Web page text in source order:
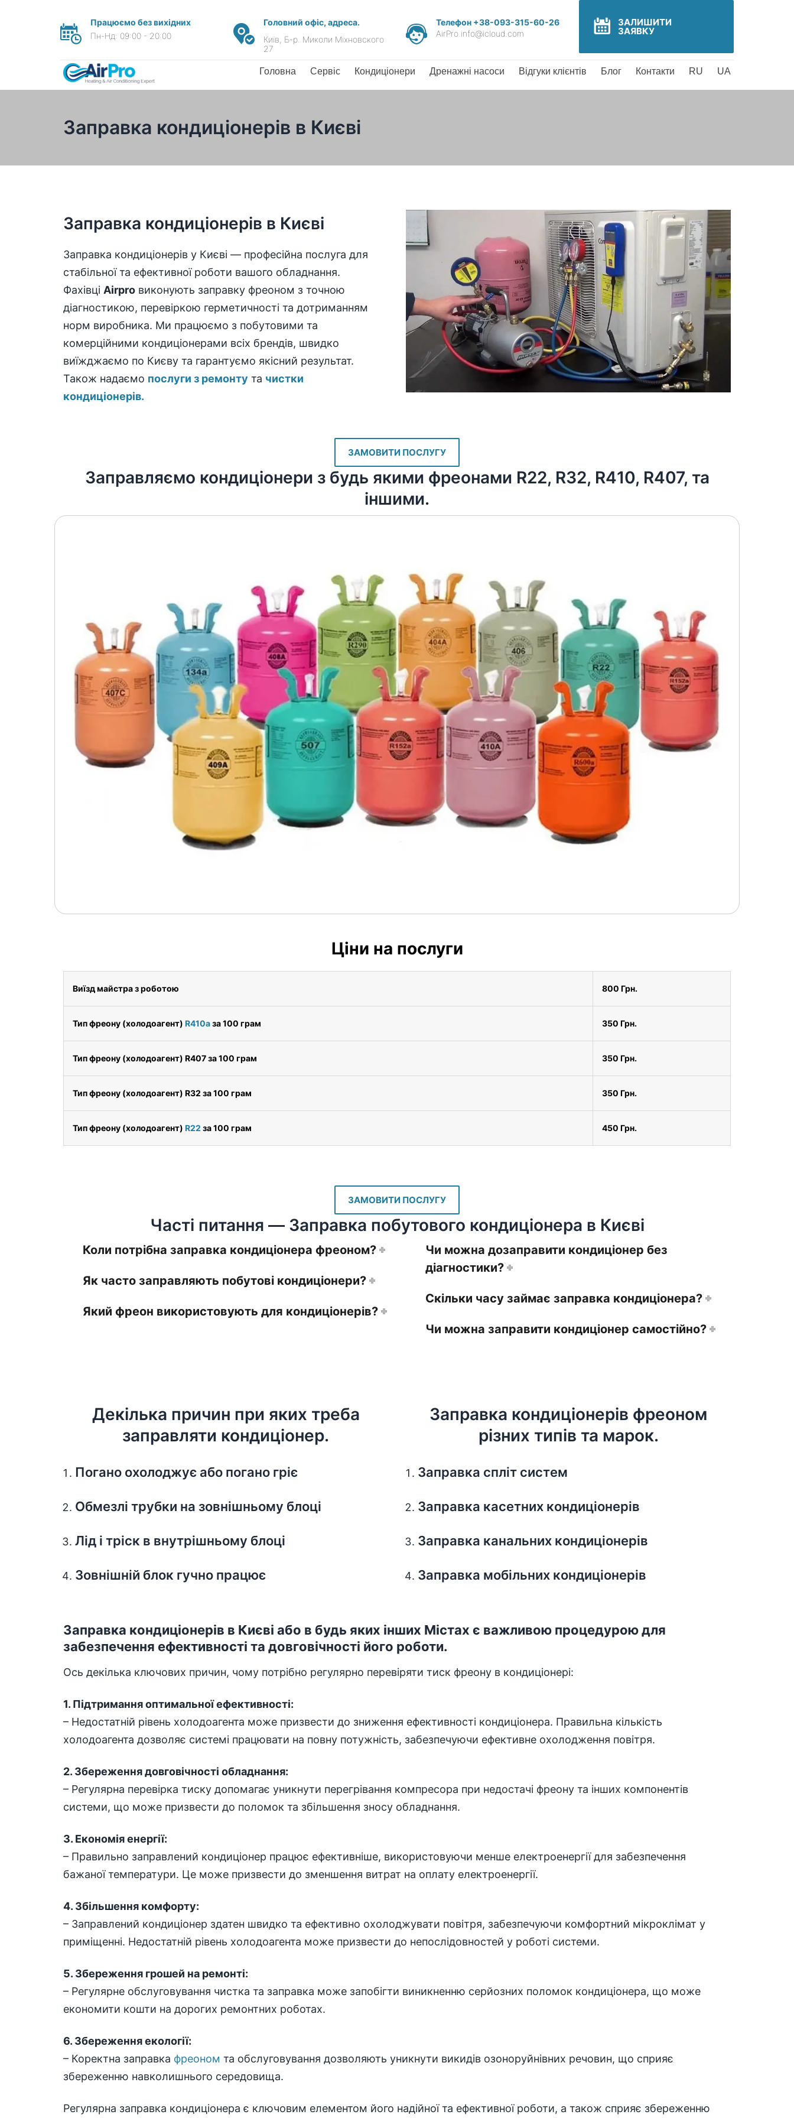
Працюємо без вихідних
Пн-Нд: 09:00 - 20:00
Головний офіс, адреса.
Київ, Б-р. Миколи Міхновского
27
Телефон +38-093-315-60-26
AirPro.info@icloud.com
ЗАЛИШИТИ
ЗАЯВКУ
Головна Сервіс Кондиціонери Дренажні насоси Відгуки клієнтів Блог Контакти RU UA
Заправка кондиціонерів в Києві
Заправка кондиціонерів в Києві
Заправка кондиціонерів у Києві — професійна послуга для
стабільної та ефективної роботи вашого обладнання.
Фахівці Airpro виконують заправку фреоном з точною
діагностикою, перевіркою герметичності та дотриманням
норм виробника. Ми працюємо з побутовими та
комерційними кондиціонерами всіх брендів, швидко
виїжджаємо по Києву та гарантуємо якісний результат.
Також надаємо послуги з ремонту та чистки
кондиціонерів.
ЗАМОВИТИ ПОСЛУГУ
Заправляємо кондиціонери з будь якими фреонами R22, R32, R410, R407, та
іншими.
Ціни на послуги
Виїзд майстра з роботою 800 Грн.
Тип фреону (холодоагент) R410aза 100 грам 350 Грн.
Тип фреону (холодоагент) R407 за 100 грам 350 Грн.
Тип фреону (холодоагент) R32 за 100 грам 350 Грн.
Тип фреону (холодоагент) R22 за 100 грам 450 Грн.
ЗАМОВИТИ ПОСЛУГУ
Часті питання — Заправка побутового кондиціонера в Києві
Коли потрібна заправка кондиціонера фреоном?
Як часто заправляють побутові кондиціонери?
Який фреон використовують для кондиціонерів?
Чи можна дозаправити кондиціонер без
діагностики?
Скільки часу займає заправка кондиціонера?
Чи можна заправити кондиціонер самостійно?
Декілька причин при яких треба
заправляти кондиціонер.
Погано охолоджує або погано гріє
Обмезлі трубки на зовнішньому блоці
Лід і тріск в внутрішньому блоці
Зовнішній блок гучно працює
Заправка кондиціонерів фреоном
різних типів та марок.
Заправка спліт систем
Заправка касетних кондиціонерів
Заправка канальних кондиціонерів
Заправка мобільних кондиціонерів
Заправка кондиціонерів в Києві або в будь яких інших Містах є важливою процедурою для
забезпечення ефективності та довговічності його роботи.
Ось декілька ключових причин, чому потрібно регулярно перевіряти тиск фреону в кондиціонері:
1. Підтримання оптимальної ефективності:
– Недостатній рівень холодоагента може призвести до зниження ефективності кондиціонера. Правильна кількість
холодоагента дозволяє системі працювати на повну потужність, забезпечуючи ефективне охолодження повітря.
2. Збереження довговічності обладнання:
– Регулярна перевірка тиску допомагає уникнути перегрівання компресора при недостачі фреону та інших компонентів
системи, що може призвести до поломок та збільшення зносу обладнання.
3. Економія енергії:
– Правильно заправлений кондиціонер працює ефективніше, використовуючи менше електроенергії для забезпечення
бажаної температури. Це може призвести до зменшення витрат на оплату електроенергії.
4. Збільшення комфорту:
– Заправлений кондиціонер здатен швидко та ефективно охолоджувати повітря, забезпечуючи комфортний мікроклімат у
приміщенні. Недостатній рівень холодоагента може призвести до непослідовностей у роботі системи.
5. Збереження грошей на ремонті:
– Регулярне обслуговування чистка та заправка може запобігти виникненню серйозних поломок кондиціонера, що може
економити кошти на дорогих ремонтних роботах.
6. Збереження екології:
– Коректна заправка фреоном та обслуговування дозволяють уникнути викидів озоноруйнівних речовин, що сприяє
збереженню навколишнього середовища.
Регулярна заправка кондиціонера є ключовим елементом його надійної та ефективної роботи, а також сприяє збереженню